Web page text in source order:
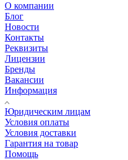
О компании
Блог
Новости
Контакты
Реквизиты
Лицензии
Бренды
Вакансии
Информация
Юридическим лицам
Условия оплаты
Условия доставки
Гарантия на товар
Помощь